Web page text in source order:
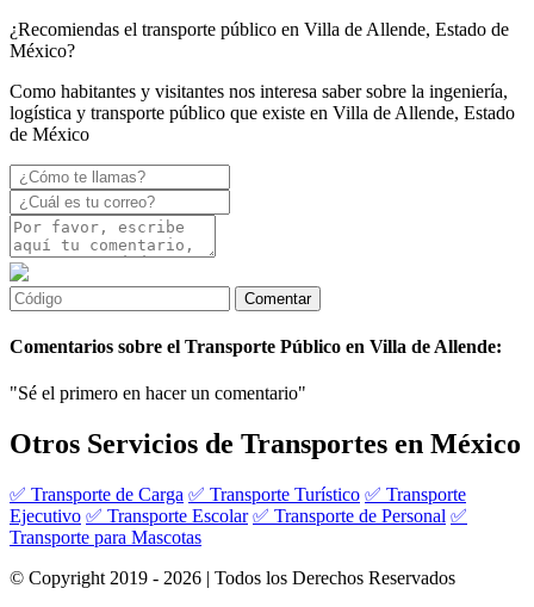
¿Recomiendas el transporte público en Villa de Allende, Estado de
México?
Como habitantes y visitantes nos interesa saber sobre la ingeniería,
logística y transporte público que existe en Villa de Allende, Estado
de México
Comentarios sobre el Transporte Público en Villa de Allende:
"Sé el primero en hacer un comentario"
Otros Servicios de Transportes en México
✅ Transporte de Carga ✅ Transporte Turístico ✅ Transporte
Ejecutivo ✅ Transporte Escolar ✅ Transporte de Personal ✅
Transporte para Mascotas
© Copyright 2019 - 2026 | Todos los Derechos Reservados